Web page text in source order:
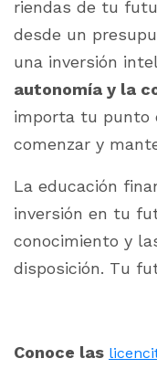
riendas de tu
desde un
una inversión
autonomía y la
importa tu punto
comenzar y
La educación
inversión en tu
conocimiento y
disposición. Tu
Conoce las